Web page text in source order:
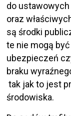
do
oraz
są środki
te nie mogą
ubezpieczeń
braku
tak jak to jest
środowiska.